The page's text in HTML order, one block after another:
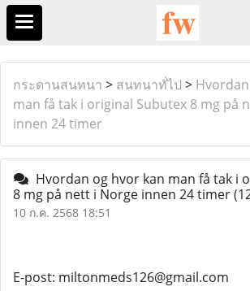
กระดานสนทนา > สนทนาทั่ไป >
man få tak i original Subutex 8 mg på
innen 24 timer
Hvordan og hvor kan man få tak i
8 mg på nett i Norge innen 24 timer
10 ก.ค. 2568 18:51
E-post: miltonmeds126@gmail.com